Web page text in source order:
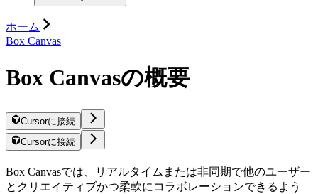
ホーム
Box Canvas
Box Canvasの概要
Cursorに接続
Cursorに接続
Box Canvasでは、リアルタイムまたは非同期で他のユーザー
とクリエイティブかつ柔軟にコラボレーションできるよう